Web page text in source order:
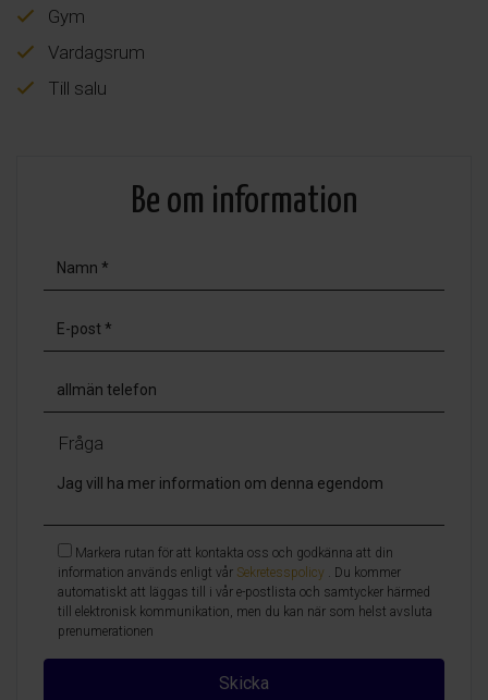
Gym
Vardagsrum
Till salu
Be om information
Fråga
Markera rutan för att kontakta oss och godkänna att din
information används enligt vår Sekretesspolicy . Du kommer
automatiskt att läggas till i vår e-postlista och samtycker härmed
till elektronisk kommunikation, men du kan när som helst avsluta
prenumerationen